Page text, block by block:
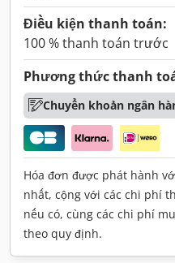
Điều kiện thanh toán:
100 % thanh toán trước
Phương thức thanh
Chuyển khoản ngân
Hóa đơn được phát hành
nhất, cộng với các chi phí
nếu có, cùng các chi phí
theo quy định.